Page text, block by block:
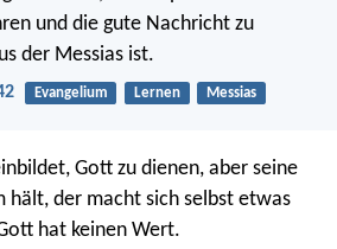
und die gute Nachricht zu
der Messias ist.
Evangelium Lernen Messias
Gott zu dienen, aber seine
hält, der macht sich selbst etwas
hat keinen Wert.